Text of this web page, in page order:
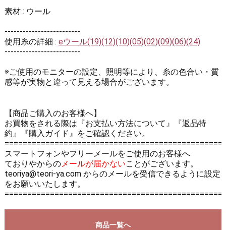
素材 : ウール
-------------------------
使用糸の詳細 : eウール(19)(12)(10)(05)(02)(09)(06)(24)
-------------------------
※ご使用のモニターの設定、照明等により、糸の色合い・質
感等が実物と違って見える場合がございます。
【商品ご購入のお客様へ】
お買物をされる際は 『お支払い方法について』
『返品特
約』
『購入ガイド』 をご確認ください。
スマートフォンやフリーメールをご使用のお客様へ
ておりやからのメールが届かないことがございます。
teoriya@teori-ya.com からのメールを受信できるように設定
をお願いいたします。
商品一覧へ